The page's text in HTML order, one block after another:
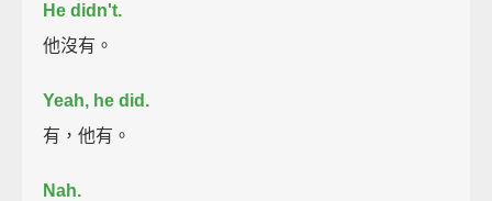
He didn't.
他沒有。
Yeah, he did.
有，他有。
Nah.